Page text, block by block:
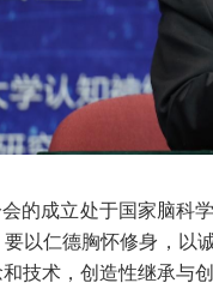
的成立处于国家脑科
以仁德胸怀修身，以
技术，创造性继承与